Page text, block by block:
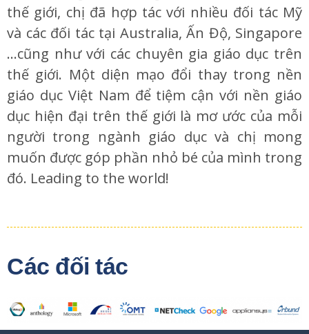
thế giới, chị đã hợp tác với nhiều đối tác Mỹ
và các đối tác tại Australia, Ấn Độ, Singapore
…cũng như với các chuyên gia giáo dục trên
thế giới. Một diện mạo đổi thay trong nền
giáo dục Việt Nam để tiệm cận với nền giáo
dục hiện đại trên thế giới là mơ ước của mỗi
người trong ngành giáo dục và chị mong
muốn được góp phần nhỏ bé của mình trong
đó. Leading to the world!
Các đối tác